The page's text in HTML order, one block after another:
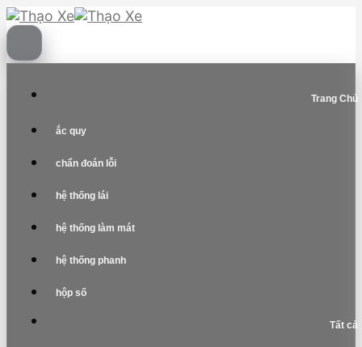
Skip
to
content
Trang Chủ
ắc quy
chẩn đoán lỗi
hệ thống lái
hệ thống làm mát
hệ thống phanh
hộp số
Tất cả